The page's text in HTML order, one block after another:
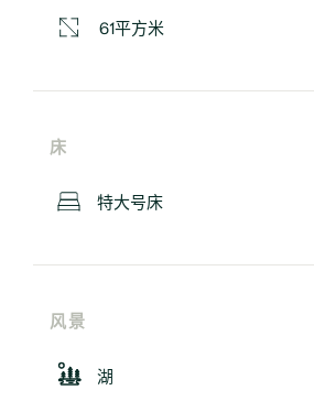
61平方米
床
特大号床
风景
湖